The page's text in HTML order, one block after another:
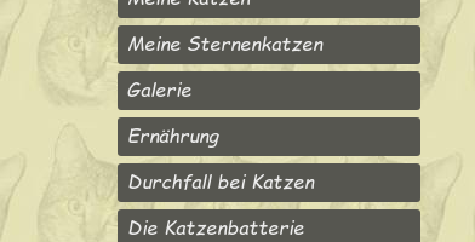
Meine Sternenkatzen
Galerie
Ernährung
Durchfall bei Katzen
Die Katzenbatterie